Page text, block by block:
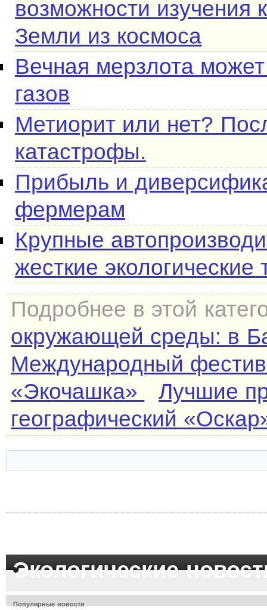
возможности изучения
Земли из космоса
Вечная мерзлота
газов
Метиорит или нет?
катастрофы.
Прибыль и
фермерам​
Крупные
жесткие
Подробнее в этой
окружающей среды: в
Международный
«Экочашка»
Лучшие
географический
Экологические
Популярные новости